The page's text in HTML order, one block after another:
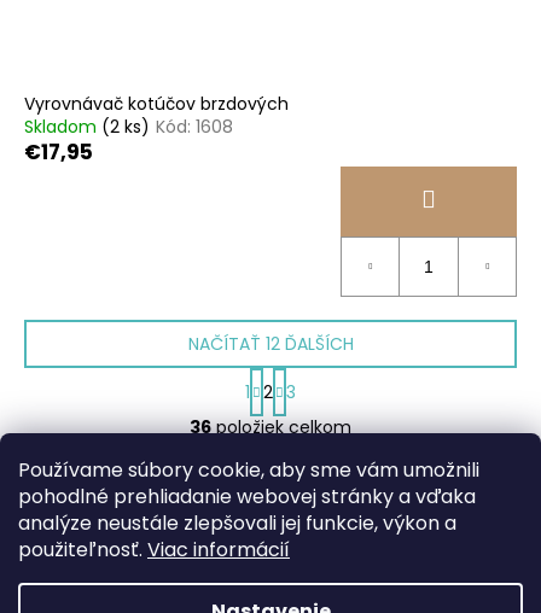
Používame súbory cookie, aby sme vám umožnili
pohodlné prehliadanie webovej stránky a vďaka
analýze neustále zlepšovali jej funkcie, výkon a
použiteľnosť. Viac informácií
Vyrovnávač kotúčov brzdových
Skladom (2 ks) Kód: 1608
€17,95
O
v
l
á
d
a
c
i
NAČÍTAŤ 12 ĎALŠÍCH
S
t
r
n
k
o
v
a
n
1 2 3
36položiek celkom
HORE